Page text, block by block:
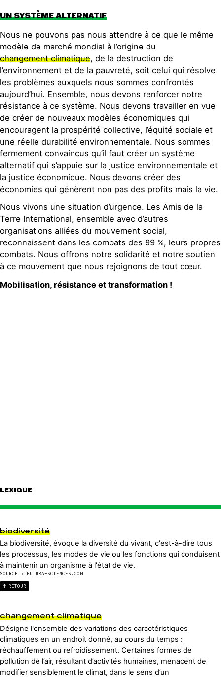
UN SYSTÈME ALTERNATIF
Nous ne pouvons pas nous attendre à ce que le même
modèle de marché mondial à l’origine du
changement climatique, de la destruction de
l’environnement et de la pauvreté, soit celui qui résolve
les problèmes auxquels nous sommes confrontés
aujourd’hui. Ensemble, nous devons renforcer notre
résistance à ce système. Nous devons travailler en vue
de créer de nouveaux modèles économiques qui
encouragent la prospérité collective, l’équité sociale et
une réelle durabilité environnementale. Nous sommes
fermement convaincus qu’il faut créer un système
alternatif qui s’appuie sur la justice environnementale et
la justice économique. Nous devons créer des
économies qui génèrent non pas des profits mais la vie.
Nous vivons une situation d’urgence. Les Amis de la
Terre International, ensemble avec d’autres
organisations alliées du mouvement social,
reconnaissent dans les combats des 99 %, leurs propres
combats. Nous offrons notre solidarité et notre soutien
à ce mouvement que nous rejoignons de tout cœur.
Mobilisation, résistance et transformation !
LEXIQUE
biodiversité
La biodiversité, évoque la diversité du vivant, c'est-à-dire tous
les processus, les modes de vie ou les fonctions qui conduisent
à maintenir un organisme à l'état de vie.
SOURCE : FUTURA-SCIENCES.COM
RETOUR
changement climatique
Désigne l'ensemble des variations des caractéristiques
climatiques en un endroit donné, au cours du temps :
réchauffement ou refroidissement. Certaines formes de
pollution de l’air, résultant d’activités humaines, menacent de
modifier sensiblement le climat, dans le sens d’un